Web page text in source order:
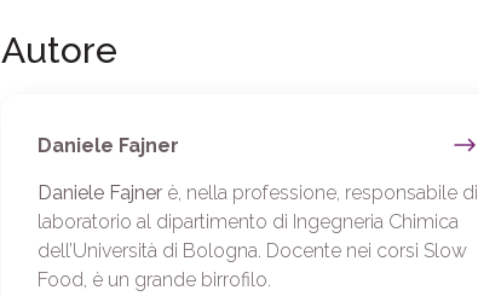
Autore
Daniele Fajner
Daniele Fajnerè, nella professione, responsabile di
laboratorio al dipartimento di Ingegneria Chimica
dell’Università di Bologna. Docente nei corsi Slow
Food, è un grande birrofilo.